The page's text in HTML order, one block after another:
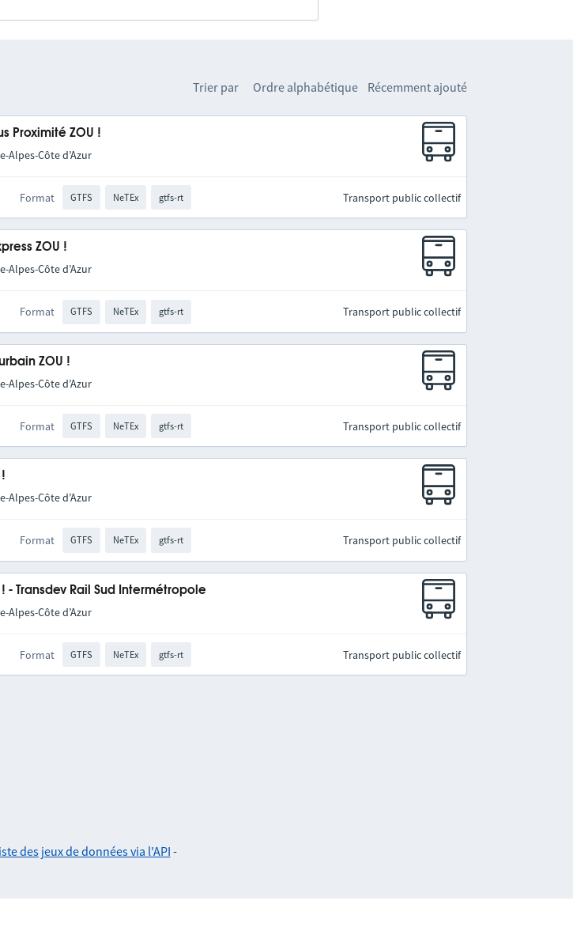
Trier par Ordre alphabétique Récemment ajouté
Proximité ZOU !
Alpes-Côte d’Azur
Format GTFS NeTEx gtfs-rt Transport public collectif
ZOU !
Alpes-Côte d’Azur
Format GTFS NeTEx gtfs-rt Transport public collectif
ZOU !
Alpes-Côte d’Azur
Format GTFS NeTEx gtfs-rt Transport public collectif
Alpes-Côte d’Azur
Format GTFS NeTEx gtfs-rt Transport public collectif
! - Transdev Rail Sud Intermétropole
Alpes-Côte d’Azur
Format GTFS NeTEx gtfs-rt Transport public collectif
des jeux de données via l'API -